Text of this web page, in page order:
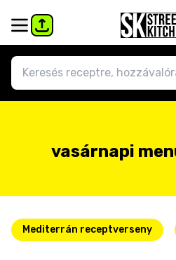
vasárnapi
Mediterrán receptverseny